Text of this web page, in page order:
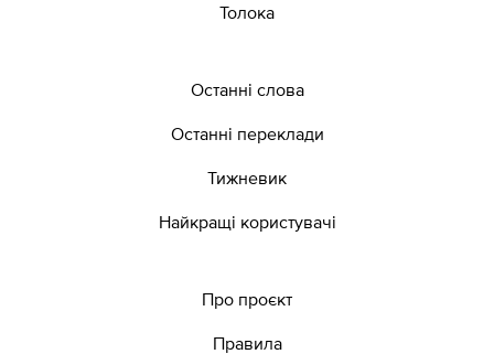
Толока
Останні слова
Останні переклади
Тижневик
Найкращі користувачі
Про проєкт
Правила